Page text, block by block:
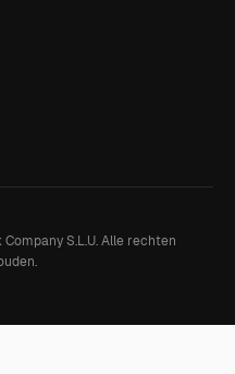
S.L.U. Alle rechten
.